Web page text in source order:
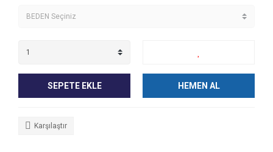
SEPETE EKLE HEMEN AL
Karşılaştır